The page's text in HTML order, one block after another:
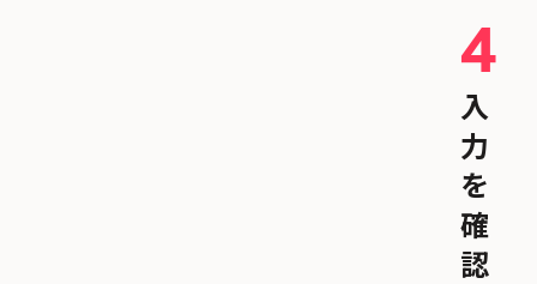
4
入
力
を
確
認